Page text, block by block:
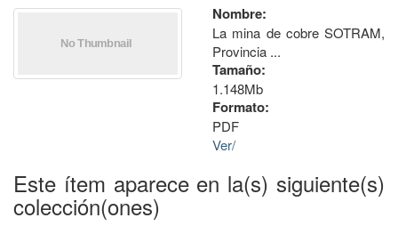
Nombre:
La mina de cobre SOTRAM,
Provincia ...
Tamaño:
1.148Mb
Formato:
PDF
Ver/
Este ítem aparece en la(s) siguiente(s)
colección(ones)